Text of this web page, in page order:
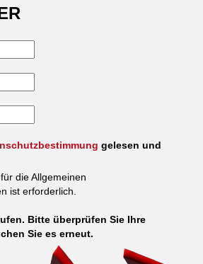
gelesen und
die Allgemeinen
ist erforderlich.
Bitte überprüfen Sie Ihre
Sie es erneut.